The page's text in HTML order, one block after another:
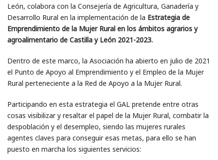
León, colabora con la Consejería de Agricultura, Ganadería y
Desarrollo Rural en la implementación de la Estrategia de
Emprendimiento de la Mujer Rural en los ámbitos agrarios y
agroalimentario de Castilla y León 2021-2023.
Dentro de este marco, la Asociación ha abierto en julio de 2021
el Punto de Apoyo al Emprendimiento y el Empleo de la Mujer
Rural perteneciente a la Red de Apoyo a la Mujer Rural.
Participando en esta estrategia el GAL pretende entre otras
cosas visibilizar y resaltar el papel de la Mujer Rural, combatir la
despoblación y el desempleo, siendo las mujeres rurales
agentes claves para conseguir esas metas, para ello se han
puesto en marcha los siguientes servicios: